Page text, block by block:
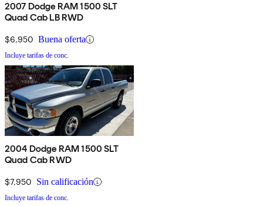
2007 Dodge RAM 1500 SLT
Quad Cab LB RWD
$6,950 Buena oferta
Incluye tarifas de conc.
2004 Dodge RAM 1500 SLT
Quad Cab RWD
$7,950 Sin calificación
Incluye tarifas de conc.